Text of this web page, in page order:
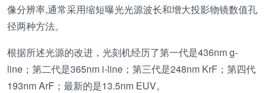
像分辨率,通常采用缩短曝光光源波长和增大投影物镜数值孔
径两种方法。
根据所述光源的改进，光刻机经历了第一代是436nm g-
line；第二代是365nm i-line；第三代是248nm KrF；第四代
193nm ArF；最新的是13.5nm EUV。